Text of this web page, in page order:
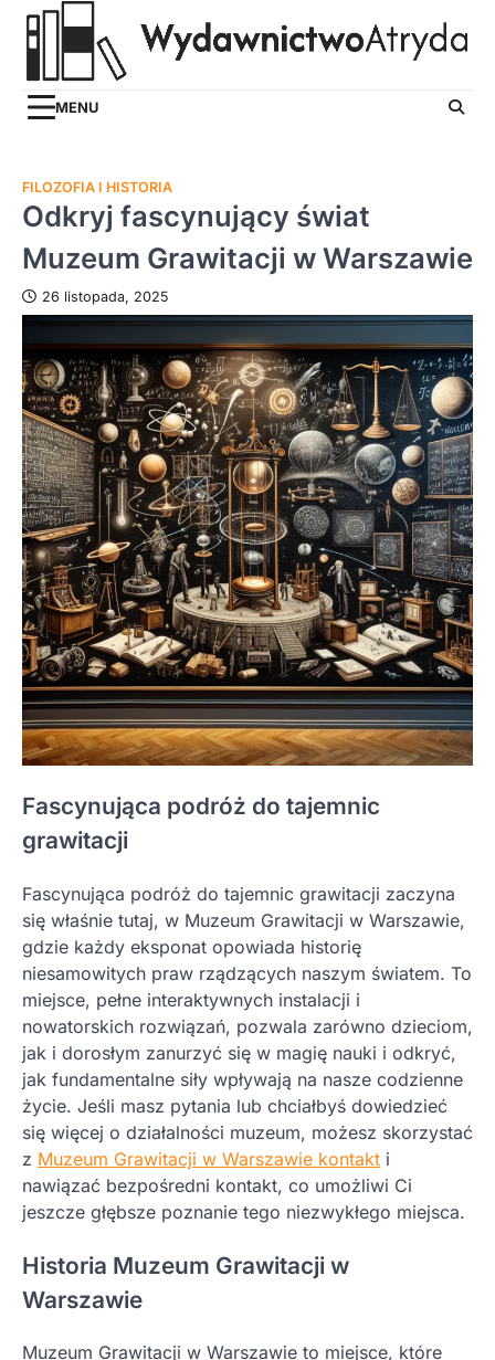
Skip
MENU
FILOZOFIA I HISTORIA
Odkryj fascynujący świat
Muzeum Grawitacji w Warszawie
26 listopada, 2025
Fascynująca podróż do tajemnic
grawitacji
Fascynująca podróż do tajemnic grawitacji zaczyna
się właśnie tutaj, w Muzeum Grawitacji w Warszawie,
gdzie każdy eksponat opowiada historię
niesamowitych praw rządzących naszym światem. To
miejsce, pełne interaktywnych instalacji i
nowatorskich rozwiązań, pozwala zarówno dzieciom,
jak i dorosłym zanurzyć się w magię nauki i odkryć,
jak fundamentalne siły wpływają na nasze codzienne
życie. Jeśli masz pytania lub chciałbyś dowiedzieć
się więcej o działalności muzeum, możesz skorzystać
z Muzeum Grawitacji w Warszawie kontakt i
nawiązać bezpośredni kontakt, co umożliwi Ci
jeszcze głębsze poznanie tego niezwykłego miejsca.
Historia Muzeum Grawitacji w
Warszawie
Muzeum Grawitacji w Warszawie to miejsce, które